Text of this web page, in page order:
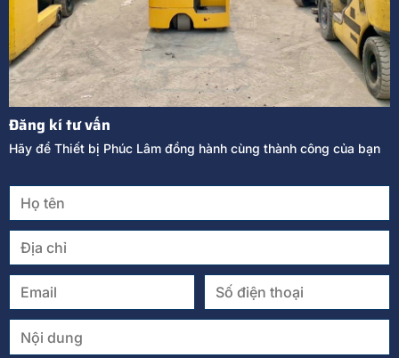
Đăng kí tư vấn
Hãy để Thiết bị Phúc Lâm đồng hành cùng thành công của bạn